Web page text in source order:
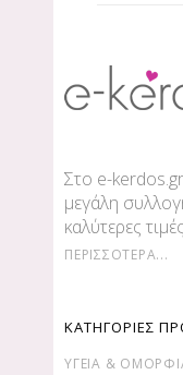
Στο e-
μεγάλη
καλύτερες
ΠΕΡΙΣΣΌΤΕΡΑ...
ΚΑΤΗΓΟΡΙΕΣ
ΥΓΕΊΑ &